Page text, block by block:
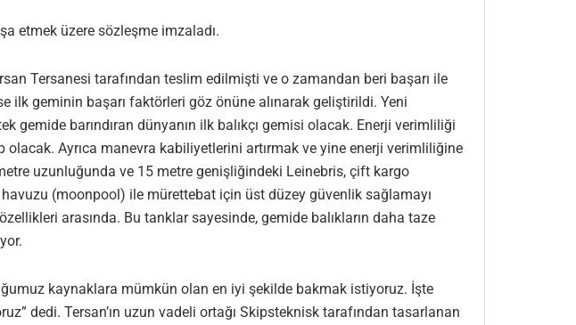
etmek üzere sözleşme imzaladı.
Tersanesi tarafından teslim edilmişti ve o zamandan beri başarı ile
ilk geminin başarı faktörleri göz önüne alınarak geliştirildi. Yeni
gemide barındıran dünyanın ilk balıkçı gemisi olacak. Enerji verimliliği
Ayrıca manevra kabiliyetlerini artırmak ve yine enerji verimliliğine
uzunluğunda ve 15 metre genişliğindeki Leinebris, çift kargo
(moonpool) ile mürettebat için üst düzey güvenlik sağlamayı
arasında. Bu tanklar sayesinde, gemide balıkların daha taze
kaynaklara mümkün olan en iyi şekilde bakmak istiyoruz. İşte
dedi. Tersan’ın uzun vadeli ortağı Skipsteknisk tarafından tasarlanan